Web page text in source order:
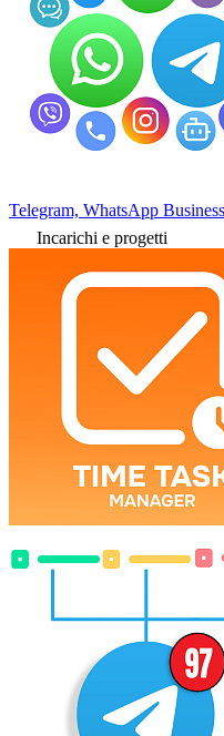
Telegram, WhatsApp
Incarichi e progetti